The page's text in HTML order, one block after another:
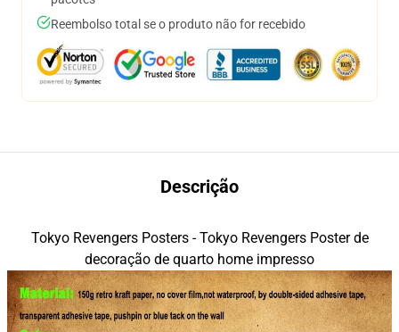
Reembolso total se o produto não for recebido
Descrição
Tokyo Revengers Posters - Tokyo Revengers Poster de
decoração de quarto home impresso